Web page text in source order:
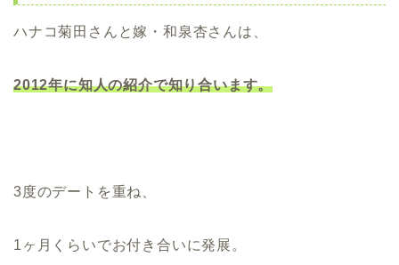
ハナコ菊田さんと嫁・和泉杏さんは、
2012年に知人の紹介で知り合います。
3度のデートを重ね、
1ヶ月くらいでお付き合いに発展。